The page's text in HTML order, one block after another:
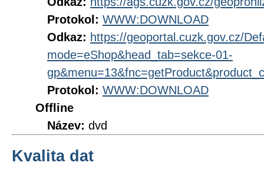
Protokol: WWW:DOWNLOAD
Odkaz: https://geoportal.cuzk.gov.cz/
mode=eShop&head_tab=sekce-01-
Protokol: WWW:DOWNLOAD
Offline
Název: dvd
Kvalita dat